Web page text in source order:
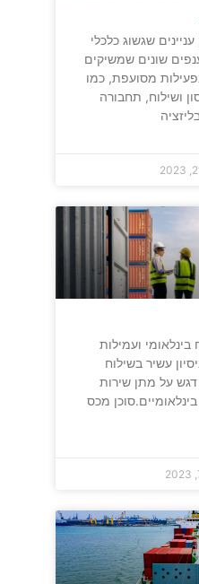
שגשוג כלכלי
שונים שמשיקים
מסועפת, כמו
ושילוח, תחבורה
ועמילות
עשיר בשילוח
דגש על מתן שירות
מכס